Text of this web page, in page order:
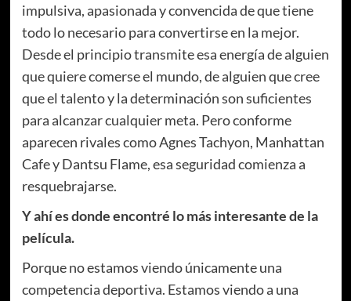
impulsiva, apasionada y convencida de que tiene
todo lo necesario para convertirse en la mejor.
Desde el principio transmite esa energía de alguien
que quiere comerse el mundo, de alguien que cree
que el talento y la determinación son suficientes
para alcanzar cualquier meta. Pero conforme
aparecen rivales como Agnes Tachyon, Manhattan
Cafe y Dantsu Flame, esa seguridad comienza a
resquebrajarse.
Y ahí es donde encontré lo más interesante de la
película.
Porque no estamos viendo únicamente una
competencia deportiva. Estamos viendo a una